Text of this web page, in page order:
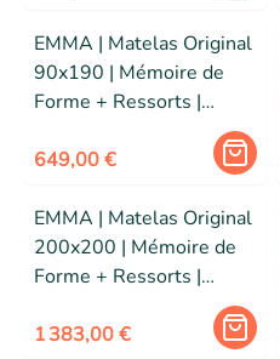
EMMA | Matelas Original
90x190 | Mémoire de
Forme + Ressorts |
MEILLEUR CHOIX Emma
| Dos Apaisé | Edition
649,00 €
EMMA | Matelas Original
200x200 | Mémoire de
Forme + Ressorts |
MEILLEUR CHOIX Emma
| Dos Apaisé | Edition
1 383,00 €